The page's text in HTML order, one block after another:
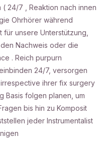
24/7 , Reaktion nach innen
Ohrhörer während
unsere Unterstützung,
Nachweis oder die
. Reich purpurn
24/7, versorgen
ihrer fix surgery
Basis folgen planen, um
bis hin zu Komposit
jeder Instrumentalist